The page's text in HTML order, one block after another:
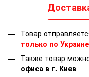
Товар
только по
Также товар
офиса в г. Киев